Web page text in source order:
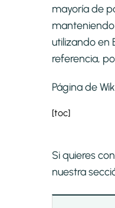
mayoría de
manteniendo
utilizando en
referencia,
Página de
[toc]
Si quieres
nuestra